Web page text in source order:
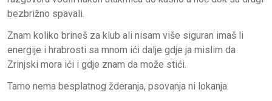
bezbrižno spavali.
Znam koliko brineš za klub ali nisam više siguran imaš li
energije i hrabrosti sa mnom ići dalje gdje ja mislim da
Zrinjski mora ići i gdje znam da može stići.
Tamo nema besplatnog žderanja, psovanja ni lokanja.